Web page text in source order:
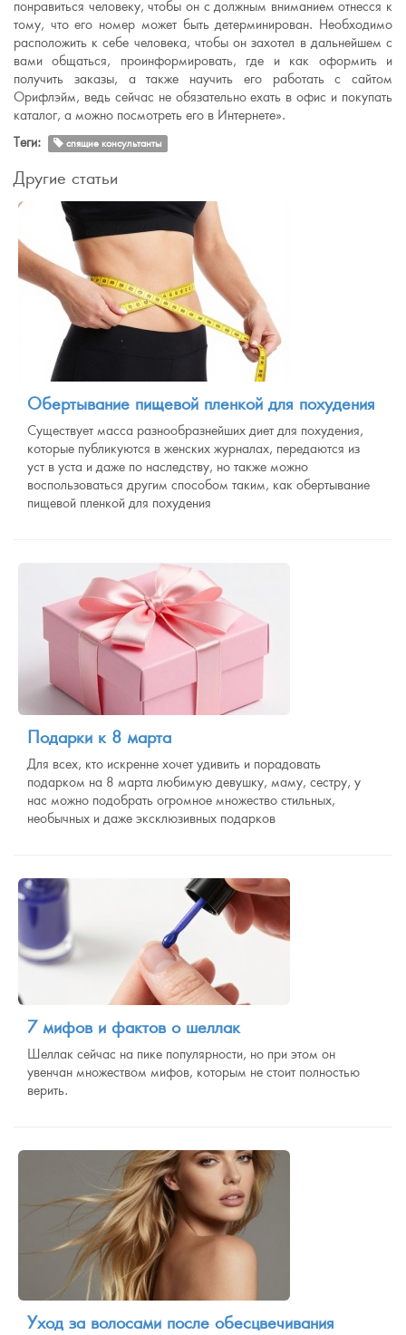
понравиться человеку, чтобы он с должным вниманием отнесся к
тому, что его номер может быть детерминирован. Необходимо
расположить к себе человека, чтобы он захотел в дальнейшем с
вами общаться, проинформировать, где и как оформить и
получить заказы, а также научить его работать с сайтом
Орифлэйм, ведь сейчас не обязательно ехать в офис и покупать
каталог, а можно посмотреть его в Интернете».
Теги:
спящие консультанты
Другие статьи
Обертывание пищевой пленкой для похудения
Существует масса разнообразнейших диет для похудения,
которые публикуются в женских журналах, передаются из
уст в уста и даже по наследству, но также можно
воспользоваться другим способом таким, как обертывание
пищевой пленкой для похудения
Подарки к 8 марта
Для всех, кто искренне хочет удивить и порадовать
подарком на 8 марта любимую девушку, маму, сестру, у
нас можно подобрать огромное множество стильных,
необычных и даже эксклюзивных подарков
7 мифов и фактов о шеллак
Шеллак сейчас на пике популярности, но при этом он
увенчан множеством мифов, которым не стоит полностью
верить.
Уход за волосами после обесцвечивания